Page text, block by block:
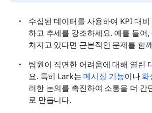
수집된 데이터를 사용하여 KPI 대
하고 추세를 강조하세요. 예를 들어,
처지고 있다면 근본적인 문제를 함
팀원이 직면한 어려움에 대해 열린
요. 특히 Lark는 메시징 기능이나 화
러한 논의를 촉진하여 소통을 더 간
로 만듭니다.